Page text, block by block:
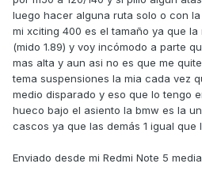
luego hacer alguna ruta solo o con
mi xciting 400 es el tamaño ya que
(mido 1.89) y voy incómodo a parte
mas alta y aun asi no es que me
tema suspensiones la mia cada vez
medio disparado y eso que lo tengo
hueco bajo el asiento la bmw es la
cascos ya que las demás 1 igual que
Enviado desde mi Redmi Note 5